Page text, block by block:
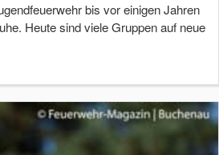
bis vor einigen Jahren
Heute sind viele Gruppen auf neue